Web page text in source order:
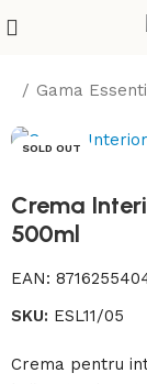
Gama
SOLD OUT
Crema
500ml
EAN:
SKU: ESL11/05
Crema pentru